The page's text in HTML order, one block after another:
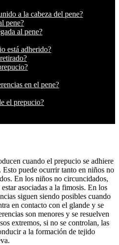
a la cabeza del pene?
pene?
al pene?
está adherido?
en el pene?
el prepucio?
cuando el prepucio se adhiere
Esto puede ocurrir tanto en niños no
En los niños no circuncidados,
asociadas a la fimosis. En los
siguen siendo posibles cuando
en contacto con el glande y se
son menores y se resuelven
extremos, si no se controlan, las
a la formación de tejido